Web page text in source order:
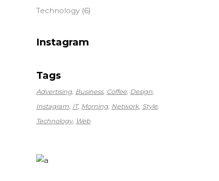
Technology (6)
Instagram
Tags
Advertising Business Coffee Design
Instagram IT Morning Network Style
Technology Web